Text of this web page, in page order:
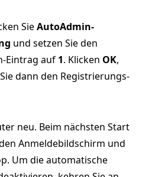
SieAutoAdmin-
und setzen Sie den
Eintrag auf 1. Klicken OK,
dann den Registrierungs-
neu. Beim nächsten Start
Anmeldebildschirm und
Um die automatische